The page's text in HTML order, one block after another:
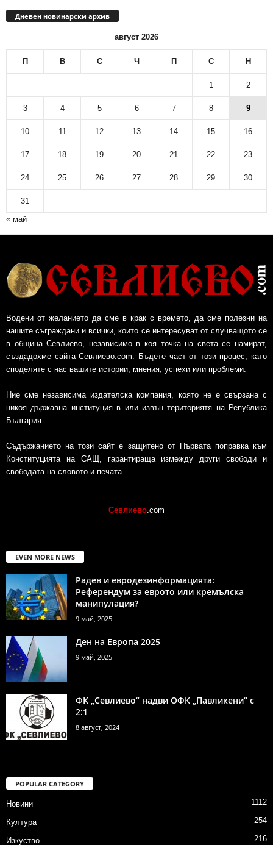
Дневен новинарски архив
август 2026
П В С Ч П С Н
1 2
3 4 5 6 7 8 9
10 11 12 13 14 15 16
17 18 19 20 21 22 23
24 25 26 27 28 29 30
31
« май
Водени от желанието да сме в крак с времето, да сме полезни на
нашите съграждани и всички, които се интересуват от случващото се
в община Севлиево, независимо в коя точка на света се намират,
създадохме сайта Севлиево.com. Бъдете част от този процес, като
споделяте с нас вашите истории, мнения, успехи или проблеми.
Ние сме независима издателска компания, която не е свързана с
никоя държавна институция в или извън териториятя на Република
България.
Съдържанието на този сайт е защитено от Първата поправка към
Конституцията на САЩ, гарантираща измежду други свободи и
свободата на словото и печата.
Севлиево .com
EVEN MORE NEWS
Радев и евродезинформацията:
Референдум за еврото или кремълска
манипулация?
9 май, 2025
Ден на Европа 2025
9 май, 2025
ФК „Севлиево“ надви ОФК „Павликени“ с
2:1
8 август, 2024
POPULAR CATEGORY
Новини 1112
Култура 254
Изкуство 216